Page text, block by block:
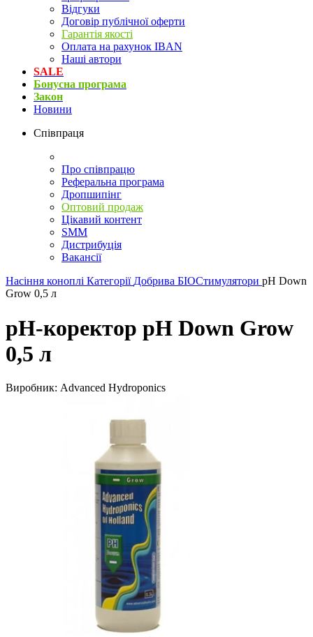
Відгуки
Договір публічної оферти
Гарантія якості
Оплата на рахунок IBAN
Наші автори
SALE
Бонусна програма
Закон
Новини
Співпраця
Про співпрацю
Реферальна програма
Дропшипінг
Оптовий продаж
Цікавий контент
SMM
Дистрибуція
Вакансії
Насіння коноплі Категорії Добрива БІОСтимулятори pH Down
Grow 0,5 л
pH-коректор pH Down Grow
0,5 л
Виробник: Advanced Hydroponics